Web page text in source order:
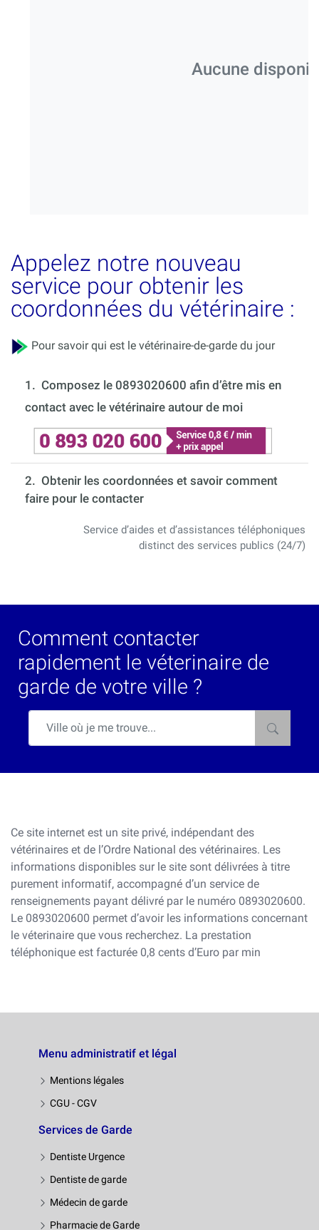
Aucune
Appelez notre nouveau
service pour obtenir les
coordonnées du vétérinaire :
Pour savoir qui est le vétérinaire-de-garde du jour
1. Composez le 0893020600 afin d’être mis en
contact avec le vétérinaire autour de moi
2. Obtenir les coordonnées et savoir comment
faire pour le contacter
Service d’aides et d’assistances téléphoniques
distinct des services publics (24/7)
Comment contacter
rapidement le véterinaire de
garde de votre ville ?
Ce site internet est un site privé, indépendant des
vétérinaires et de l’Ordre National des vétérinaires. Les
informations disponibles sur le site sont délivrées à titre
purement informatif, accompagné d’un service de
renseignements payant délivré par le numéro 0893020600.
Le 0893020600 permet d’avoir les informations concernant
le véterinaire que vous recherchez. La prestation
téléphonique est facturée 0,8 cents d’Euro par min
Menu administratif et légal
Mentions légales
CGU - CGV
Services de Garde
Dentiste Urgence
Dentiste de garde
Médecin de garde
Pharmacie de Garde